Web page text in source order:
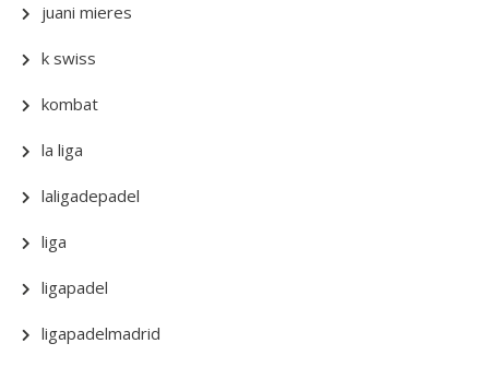
juani mieres
k swiss
kombat
la liga
laligadepadel
liga
ligapadel
ligapadelmadrid